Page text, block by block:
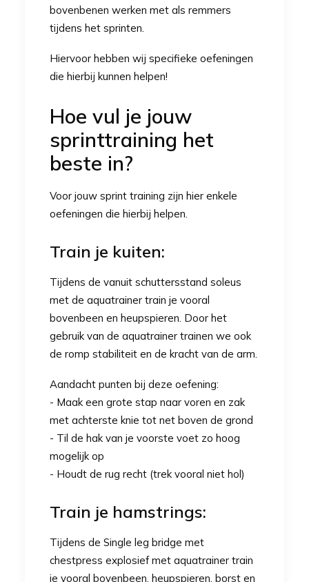
bovenbenen werken met als remmers
tijdens het sprinten.
Hiervoor hebben wij specifieke oefeningen
die hierbij kunnen helpen!
Hoe vul je jouw
sprinttraining het
beste in?
Voor jouw sprint training zijn hier enkele
oefeningen die hierbij helpen.
Train je kuiten:
Tijdens de vanuit schuttersstand soleus
met de aquatrainer train je vooral
bovenbeen en heupspieren. Door het
gebruik van de aquatrainer trainen we ook
de romp stabiliteit en de kracht van de arm.
Aandacht punten bij deze oefening:
- Maak een grote stap naar voren en zak
met achterste knie tot net boven de grond
- Til de hak van je voorste voet zo hoog
mogelijk op
- Houdt de rug recht (trek vooral niet hol)
Train je hamstrings:
Tijdens de Single leg bridge met
chestpress explosief met aquatrainer train
je vooral bovenbeen, heupspieren, borst en